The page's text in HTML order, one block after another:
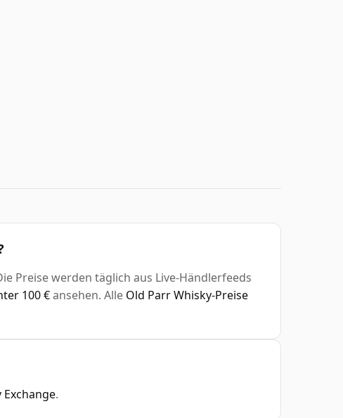
Preise werden täglich aus Live-Händlerfeeds
100 €ansehen. Alle Old Parr Whisky-Preise
Exchange.